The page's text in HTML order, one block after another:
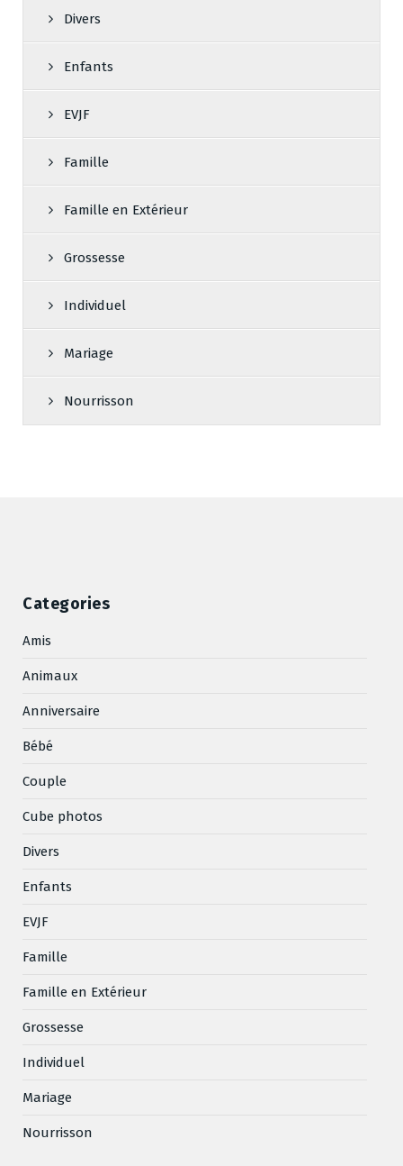
Divers
Enfants
EVJF
Famille
Famille en Extérieur
Grossesse
Individuel
Mariage
Nourrisson
Categories
Amis
Animaux
Anniversaire
Bébé
Couple
Cube photos
Divers
Enfants
EVJF
Famille
Famille en Extérieur
Grossesse
Individuel
Mariage
Nourrisson